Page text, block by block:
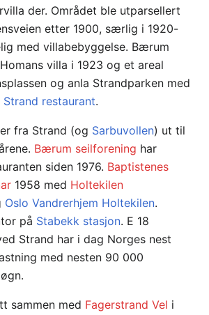
der. Området ble utparsellert
etter 1900, særlig i 1920-
med villabebyggelse. Bærum
villa i 1923 og et areal
og anla Strandparken med
Strand restaurant.
fra Strand (og Sarbuvollen) ut til
Bærum seilforening har
siden 1976. Baptistenes
1958 med Holtekilen
Oslo Vandrerhjem Holtekilen.
på Stabekk stasjon. E 18
Strand har i dag Norges nest
med nesten 90 000
sammen med Fagerstrand Vel i